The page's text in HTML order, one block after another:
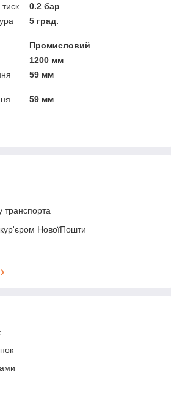
0.2 бар
5 град.
Промисловий
1200 мм
59 мм
59 мм
транспорта
НовоїПошти